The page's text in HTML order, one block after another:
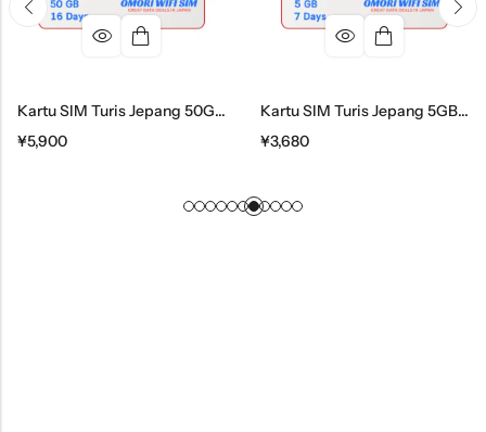
Kartu SIM Turis Jepang 50GB Selama 16 Hari
¥5,900
Kartu SIM Turis Jepang 5GB Selama 7 Hari
¥3,680